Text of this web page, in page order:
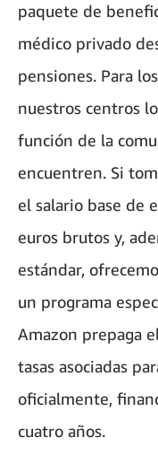
paquete de
médico privado
pensiones. Para
nuestros centros
función de la
encuentren. Si
el salario base de
euros brutos y,
estándar,
un programa
Amazon prepaga
tasas asociadas
oficialmente,
cuatro años.